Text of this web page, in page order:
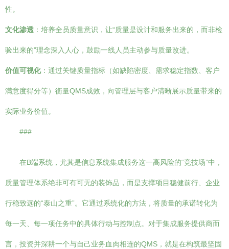
性。
文化渗透 ：培养全员质量意识，让“质量是设计和服务出来的，而非检
验出来的”理念深入人心，鼓励一线人员主动参与质量改进。
价值可视化：通过关键质量指标（如缺陷密度、需求稳定指数、客户
满意度得分等）衡量QMS成效，向管理层与客户清晰展示质量带来的
实际业务价值。
###
在B端系统，尤其是信息系统集成服务这一高风险的“竞技场”中，
质量管理体系绝非可有可无的装饰品，而是支撑项目稳健前行、企业
行稳致远的“泰山之重”。它通过系统化的方法，将质量的承诺转化为
每一天、每一项任务中的具体行动与控制点。对于集成服务提供商而
言，投资并深耕一个与自己业务血肉相连的QMS，就是在构筑最坚固